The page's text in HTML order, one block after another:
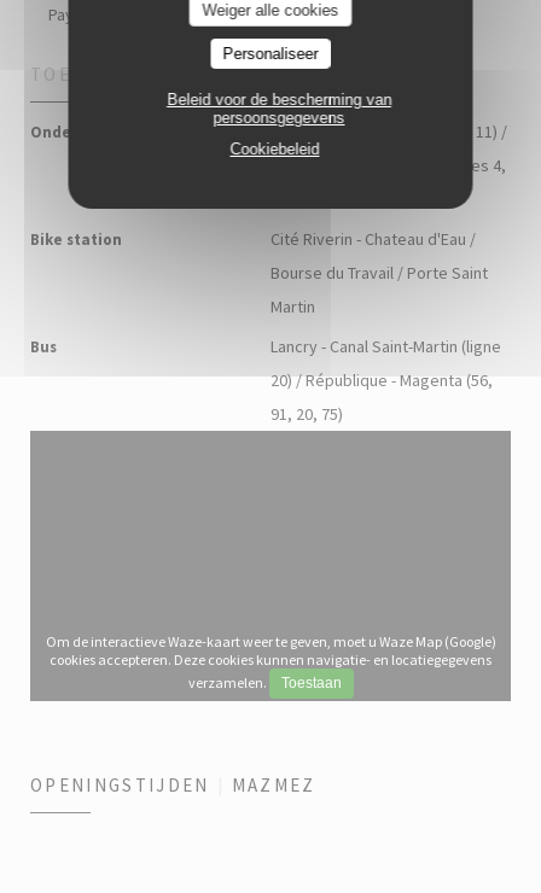
Weiger alle cookies
Personaliseer
Beleid voor de bescherming van
persoonsgegevens
Cookiebeleid
Paypal, Contant geld, Visa, Debetkaart
TOEGANG
Ondergrondse
République (lignes 3, 5, 8, 9, 11) /
Strasbourg Saint-Denis (lignes 4,
Bike station
Cité Riverin - Chateau d'Eau /
Bourse du Travail / Porte Saint
Martin
Bus
Lancry - Canal Saint-Martin (ligne
20) / République - Magenta (56,
91, 20, 75)
Om de interactieve Waze-kaart weer te geven, moet u Waze Map (Google)
cookies accepteren. Deze cookies kunnen navigatie- en locatiegegevens
verzamelen.
Toestaan
OPENINGSTIJDEN MAZMEZ